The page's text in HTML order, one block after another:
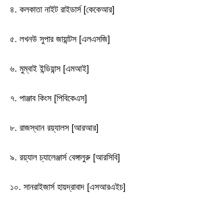
৪. কলকাতা নাইট রাইডার্স [কেকেআর]
৫. লখনউ সুপার জায়ান্টস [এলএসজি]
৬. মুম্বাই ইন্ডিয়ান্স [এমআই]
৭. পাঞ্জাব কিংস [পিবিকেএস]
৮. রাজস্থান রয়্যালস [আরআর]
৯. রয়্যাল চ্যালেঞ্জার্স বেঙ্গালুরু [আরসিবি]
১০. সানরাইজার্স হায়দ্রাবাদ [এসআরএইচ]